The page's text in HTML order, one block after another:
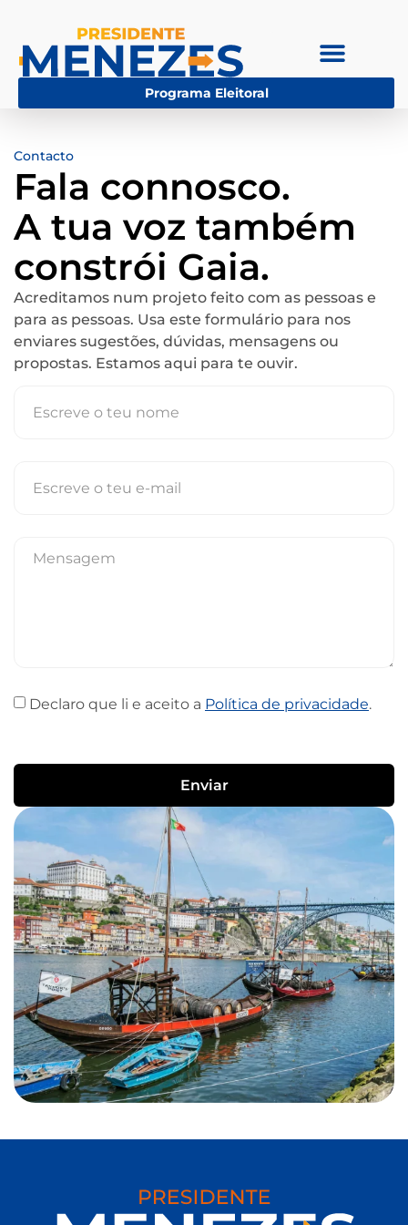
Programa Eleitoral
Contacto
Fala connosco.
A tua voz também
constrói Gaia.
Acreditamos num projeto feito com as pessoas e
para as pessoas. Usa este formulário para nos
enviares sugestões, dúvidas, mensagens ou
propostas. Estamos aqui para te ouvir.
Declaro que li e aceito a Política de privacidade.
Enviar